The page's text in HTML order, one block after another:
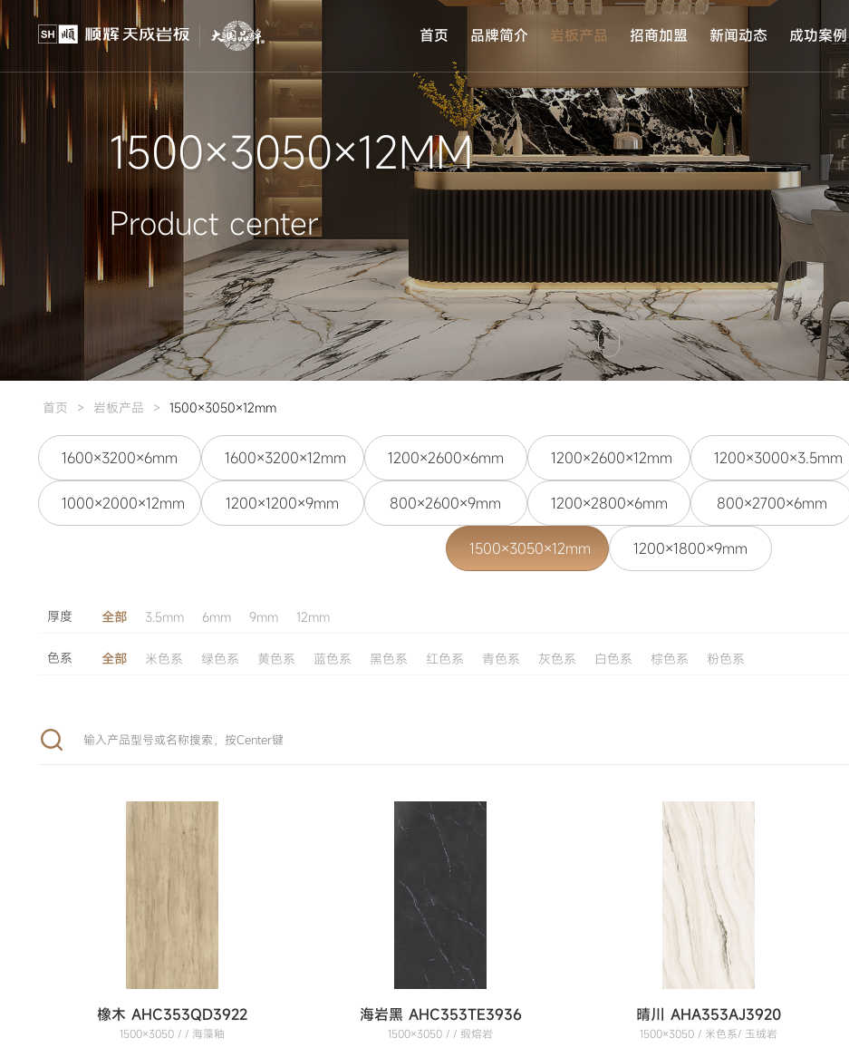
首页 品牌简介 岩板产品 招商加盟 新闻动态 成功案例
1500×3050×12MM
Product center
首页 > 岩板产品 > 1500×3050×12mm
1600×3200×6mm 1600×3200×12mm 1200×2600×6mm 1200×2600×12mm 1200×3000×3.5mm
1000×2000×12mm 1200×1200×9mm 800×2600×9mm 1200×2800×6mm 800×2700×6mm
1500×3050×12mm 1200×1800×9mm
厚度 全部 3.5mm 6mm 9mm 12mm
色系 全部 米色系 绿色系 黄色系 蓝色系 黑色系 红色系 青色系 灰色系 白色系 棕色系 粉色系
橡木 AHC353QD3922
1500×3050 / / 海藻釉
海岩黑 AHC353TE3936
1500×3050 / / 缎熔岩
晴川 AHA353AJ3920
1500×3050 / 米色系/ 玉绒岩